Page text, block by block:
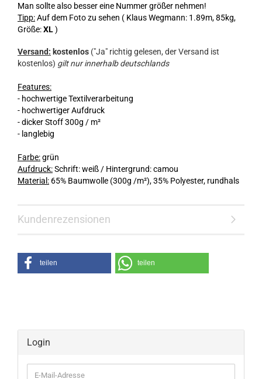
Man sollte also besser eine Nummer größer nehmen!
Tipp:Auf dem Foto zu sehen ( Klaus Wegmann: 1.89m, 85kg,
Größe:XL)
Versand: kostenlos ("Ja" richtig gelesen, der Versand ist
kostenlos) gilt nur innerhalb deutschlands
Features:
- hochwertige Textilverarbeitung
- hochwertiger Aufdruck
- dicker Stoff 300g / m²
- langlebig
Farbe:grün
Aufdruck:Schrift: weiß / Hintergrund: camou
Material: 65% Baumwolle (300g /m²), 35% Polyester, rundhals
Kundenrezensionen
teilen teilen
Login
E-